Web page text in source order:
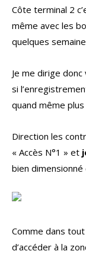
Côte terminal 2
même avec les
quelques
Je me dirige
si
quand même
Direction les
« Accès N°1 » et
bien
Comme dans
d’accéder à la